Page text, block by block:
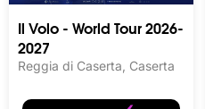
Il Volo - World Tour 2026-
2027
Reggia di Caserta, Caserta